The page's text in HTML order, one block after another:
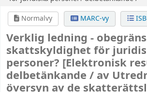
Normalvy
MARC-vy
Verklig ledning -
skattskyldighet för
personer? [Elektronisk
delbetänkande / av
översyn av de